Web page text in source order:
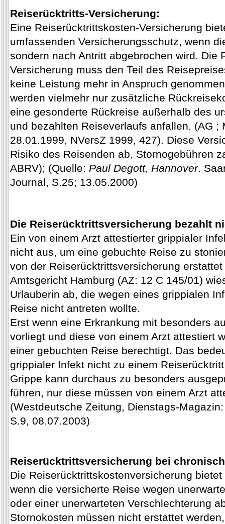
Reiserücktritts-Versicherung:
Eine Reiserücktrittskosten-Versicherung
umfassenden Versicherungsschutz, wenn
sondern nach Antritt abgebrochen wird. Die
Versicherung muss den Teil des
keine Leistung mehr in Anspruch
werden vielmehr nur zusätzliche
eine gesonderte Rückreise außerhalb des
und bezahlten Reiseverlaufs anfallen. (AG ;
28.01.1999, NVersZ 1999, 427). Diese
Risiko des Reisenden ab, Stornogebühren
ABRV); (Quelle: Paul Degott, Hannover.
Journal, S.25; 13.05.2000)
Die Reiserücktrittsversicherung bezahlt
Ein von einem Arzt attestierter grippialer
nicht aus, um eine gebuchte Reise zu
von der Reiserücktrittsversicherung
Amtsgericht Hamburg (AZ: 12 C 145/01)
Urlauberin ab, die wegen eines grippialen
Reise nicht antreten wollte.
Erst wenn eine Erkrankung mit besonders
vorliegt und diese von einem Arzt attestiert
einer gebuchten Reise berechtigt. Das
grippialer Infekt nicht zu einem
Grippe kann durchaus zu besonders
führen, nur diese müssen von einem Arzt
(Westdeutsche Zeitung, Dienstags-
S.9, 08.07.2003)
Reiserücktrittsversicherung bei
Die Reiserücktrittskostenversicherung
wenn die versicherte Reise wegen
oder einer unerwarteten Verschlechterung
Stornokosten müssen nicht erstattet